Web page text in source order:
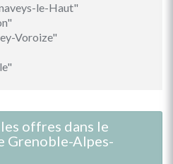
le-Haut"
Voroize"
offres dans le
Grenoble-Alpes-